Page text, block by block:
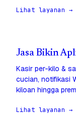
Lihat layanan →
Jasa Bikin
Kasir per-kilo &
cucian, notifikasi
kiloan hingga
Lihat layanan →